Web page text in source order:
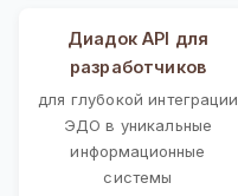
Диадок API для
разработчиков
для глубокой интеграции
ЭДО в уникальные
информационные
системы